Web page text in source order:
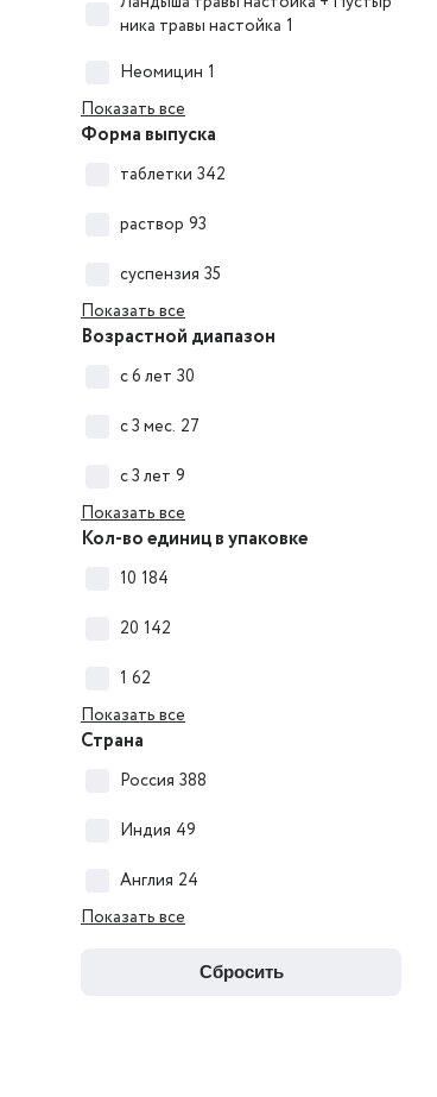
ника травы настойка 1
Неомицин 1
Показать все
Форма выпуска
таблетки 342
раствор 93
суспензия 35
Показать все
Возрастной диапазон
с 6 лет 30
с 3 мес. 27
с 3 лет 9
Показать все
Кол-во единиц в упаковке
10 184
20 142
1 62
Показать все
Страна
Россия 388
Индия 49
Англия 24
Показать все
сбросить